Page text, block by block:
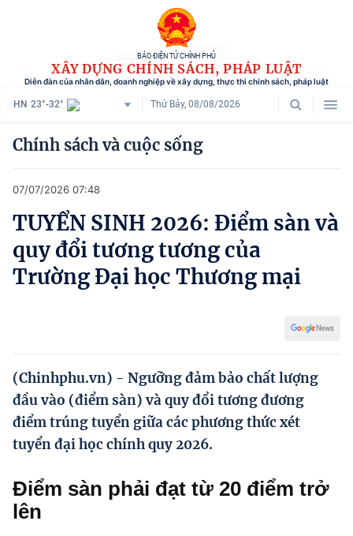
BÁO ĐIỆN TỬ CHÍNH PHỦ
XÂY DỰNG CHÍNH SÁCH, PHÁP LUẬT
Diễn đàn của nhân dân, doanh nghiệp về xây dựng, thực thi chính sách, pháp luật
HN 23°-32° Thứ Bảy, 08/08/2026
Danh mục
Tham vấn chính sách
Người dân góp ý
Phát triển kinh tế tư nhân và doanh nghiệp dân tộc
Ocop và chuỗi giá trị Nông sản
Doanh nghiệp dân tộc
Chính sách và cuộc sống
07/07/2026 07:48
TUYỂN SINH 2026: Điểm sàn và
quy đổi tương tương của
Trường Đại học Thương mại
(Chinhphu.vn) - Ngưỡng đảm bảo chất lượng
đầu vào (điểm sàn) và quy đổi tương đương
điểm trúng tuyển giữa các phương thức xét
tuyển đại học chính quy 2026.
Điểm sàn phải đạt từ 20 điểm trở
lên